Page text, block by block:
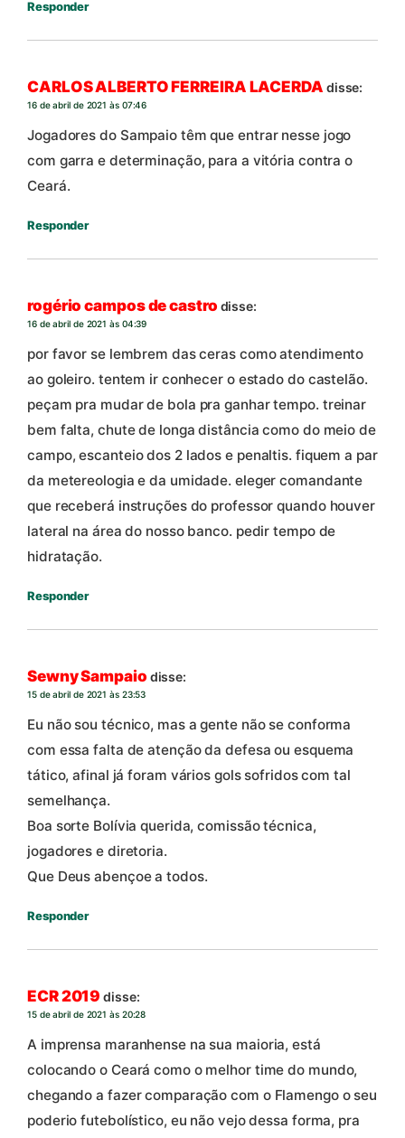
Responder
CARLOS ALBERTO FERREIRA LACERDA disse:
16 de abril de 2021 às 07:46
Jogadores do Sampaio têm que entrar nesse jogo
com garra e determinação, para a vitória contra o
Ceará.
Responder
rogério campos de castro disse:
16 de abril de 2021 às 04:39
por favor se lembrem das ceras como atendimento
ao goleiro. tentem ir conhecer o estado do castelão.
peçam pra mudar de bola pra ganhar tempo. treinar
bem falta, chute de longa distância como do meio de
campo, escanteio dos 2 lados e penaltis. fiquem a par
da metereologia e da umidade. eleger comandante
que receberá instruções do professor quando houver
lateral na área do nosso banco. pedir tempo de
hidratação.
Responder
Sewny Sampaio disse:
15 de abril de 2021 às 23:53
Eu não sou técnico, mas a gente não se conforma
com essa falta de atenção da defesa ou esquema
tático, afinal já foram vários gols sofridos com tal
semelhança.
Boa sorte Bolívia querida, comissão técnica,
jogadores e diretoria.
Que Deus abençoe a todos.
Responder
ECR 2019 disse:
15 de abril de 2021 às 20:28
A imprensa maranhense na sua maioria, está
colocando o Ceará como o melhor time do mundo,
chegando a fazer comparação com o Flamengo o seu
poderio futebolístico, eu não vejo dessa forma, pra